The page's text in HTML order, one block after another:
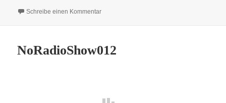
Schreibe einen Kommentarzu NoRadioShow013
NoRadioShow012